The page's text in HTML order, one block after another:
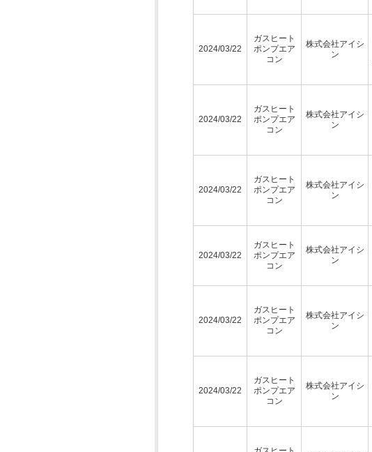
2024/03/22
ガスヒート
ポンプエア
コン
株式会社アイシ
ン
2024/03/22
ガスヒート
ポンプエア
コン
株式会社アイシ
ン
2024/03/22
ガスヒート
ポンプエア
コン
株式会社アイシ
ン
2024/03/22
ガスヒート
ポンプエア
コン
株式会社アイシ
ン
2024/03/22
ガスヒート
ポンプエア
コン
株式会社アイシ
ン
2024/03/22
ガスヒート
ポンプエア
コン
株式会社アイシ
ン